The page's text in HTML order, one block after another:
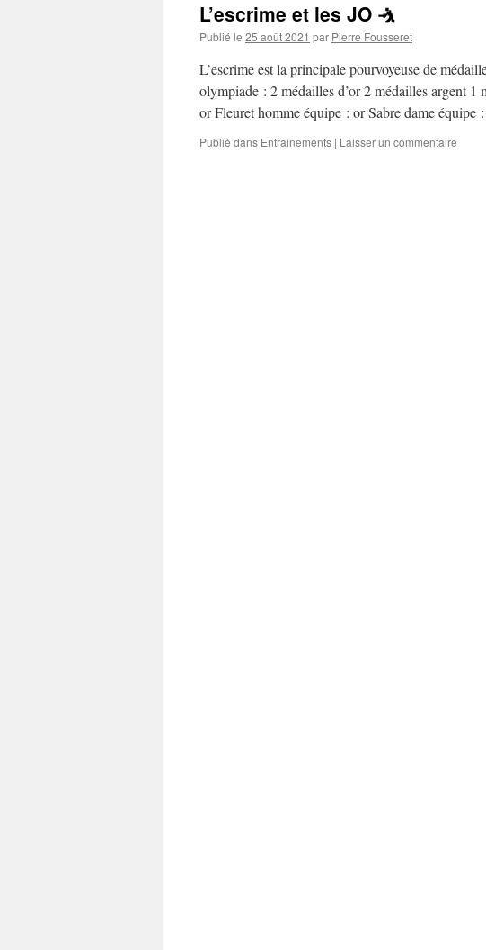
L’escrime et les JO 🤺
Publié le 25 août 2021 par Pierre Fousseret
L’escrime est la principale pourvoyeuse de
olympiade : 2 médailles d’or 2 médailles argent
or Fleuret homme équipe : or Sabre dame équipe
Publié dans Entrainements | Laisser un commentaire